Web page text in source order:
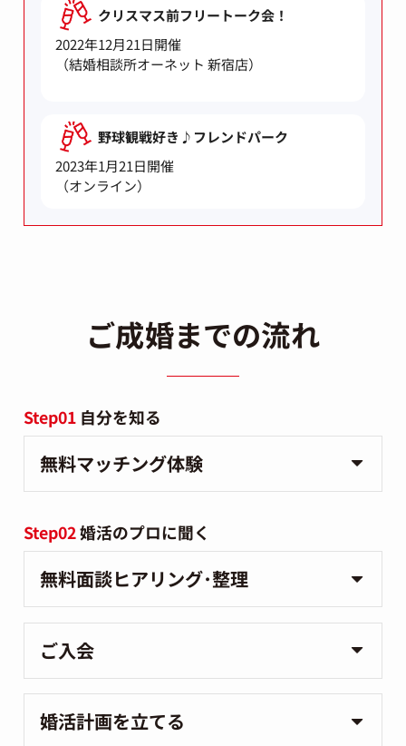
クリスマス前フリートーク会！
2022年12月21日開催
（結婚相談所オーネット 新宿店）
野球観戦好き♪フレンドパーク
2023年1月21日開催
（オンライン）
ご成婚までの流れ
Step01 自分を知る
無料マッチング体験
Step02婚活のプロに聞く
無料面談ヒアリング･整理
ご入会
婚活計画を立てる